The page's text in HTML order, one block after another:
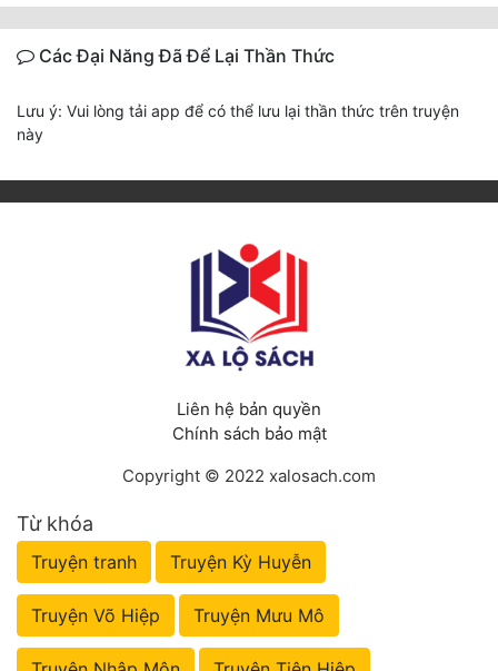
Các Đại Năng Đã Để Lại Thần Thức
Lưu ý: Vui lòng tải app để có thể lưu lại thần thức trên truyện
này
Liên hệ bản quyền
Chính sách bảo mật
Copyright © 2022 xalosach.com
Từ khóa
Truyện tranh Truyện Kỳ Huyễn
Truyện Võ Hiệp Truyện Mưu Mô